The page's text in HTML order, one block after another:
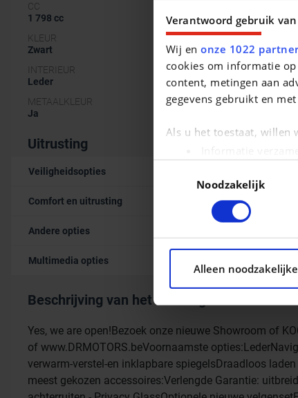
Verantwoord gebruik
Wij enonze 1022
cookies om informatie
content, metingen aan
gegevens gebruikt en
Als u het toestaat, willen
Lees meer over hoe uw
kunt uw toestemming
We gebruiken cookies
ons websiteverkeer te
social media,
aan ze heeft verstrekt of
Noodzakelijk
Alleen
CC
1 798 cc
KLEUR
Zwart
INTERIEUR
Leder
METAALKLEUR
Ja
Uitrusting
Veiligheidsopties
Comfort en uitrusting
Andere opties
Multimedia opties
Beschrijving van het voertuig occasie
Yes, we are open!Bezoek onze nieuwe Showroom of
of www.DRMOTORS.beVoornaamste
verwarm-verstel-en inklapbare spiegelsDraadloos
meest gekozen accessoires:Verlengde Garantie: